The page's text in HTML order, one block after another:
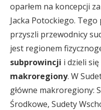
oparłem na koncepcji
Jacka Potockiego. Tego
przyszli przewodnicy
jest regionem
subprowincji i dzieli
makroregiony. W
główne makroregiony:
Środkowe, Sudety